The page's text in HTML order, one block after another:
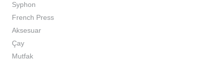
Syphon
French Press
Aksesuar
Çay
Mutfak